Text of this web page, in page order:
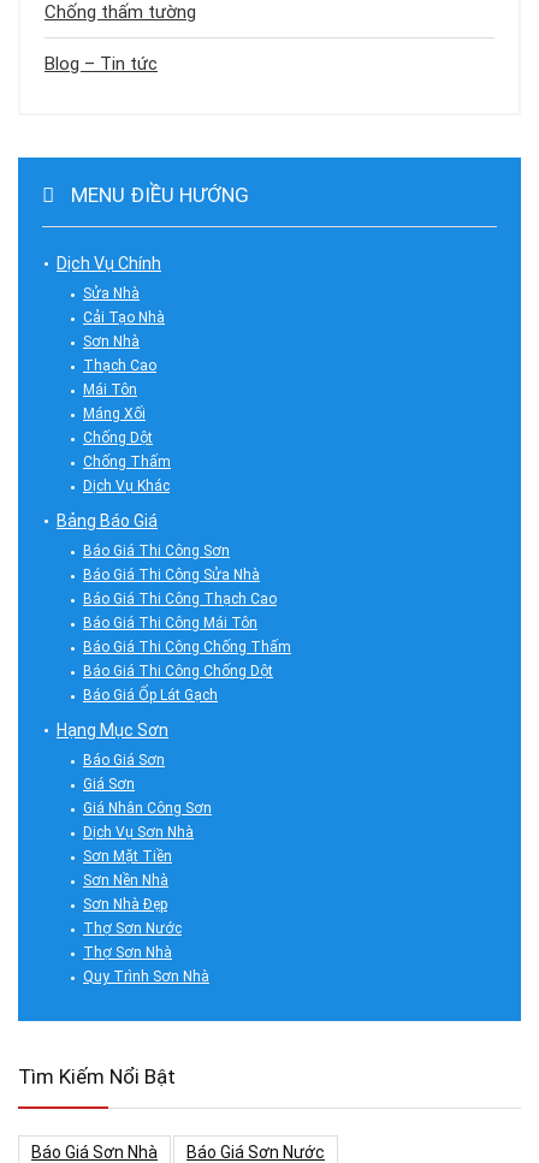
Chống thấm tường
Blog – Tin tức
MENU ĐIỀU HƯỚNG
Dịch Vụ Chính
Sửa Nhà
Cải Tạo Nhà
Sơn Nhà
Thạch Cao
Mái Tôn
Máng Xối
Chống Dột
Chống Thấm
Dịch Vụ Khác
Bảng Báo Giá
Báo Giá Thi Công Sơn
Báo Giá Thi Công Sửa Nhà
Báo Giá Thi Công Thạch Cao
Báo Giá Thi Công Mái Tôn
Báo Giá Thi Công Chống Thấm
Báo Giá Thi Công Chống Dột
Báo Giá Ốp Lát Gạch
Hạng Mục Sơn
Báo Giá Sơn
Giá Sơn
Giá Nhân Công Sơn
Dịch Vụ Sơn Nhà
Sơn Mặt Tiền
Sơn Nền Nhà
Sơn Nhà Đẹp
Thợ Sơn Nước
Thợ Sơn Nhà
Quy Trình Sơn Nhà
Tìm Kiếm Nổi Bật
Báo Giá Sơn Nhà
Báo Giá Sơn Nước